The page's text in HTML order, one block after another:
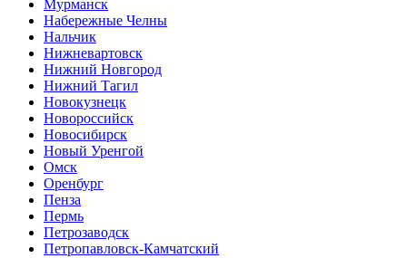
Мурманск
Набережные Челны
Нальчик
Нижневартовск
Нижний Новгород
Нижний Тагил
Новокузнецк
Новороссийск
Новосибирск
Новый Уренгой
Омск
Оренбург
Пенза
Пермь
Петрозаводск
Петропавловск-Камчатский